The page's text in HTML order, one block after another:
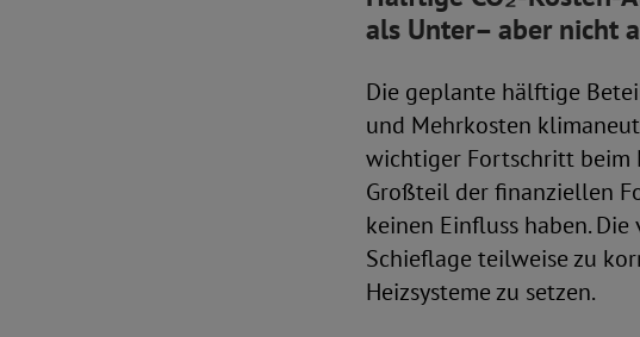
als Unter– aber nicht
Die geplante hälftige
und Mehrkosten
wichtiger Fortschritt beim
Großteil der finanziellen
keinen Einfluss haben.
Schieflage teilweise zu
Heizsysteme zu setzen.